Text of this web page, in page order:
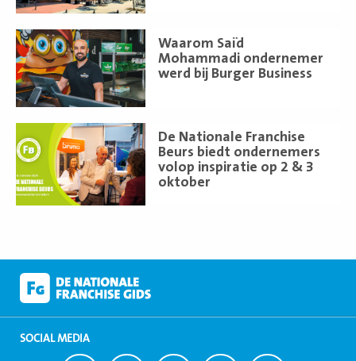
Waarom Saïd
Mohammadi ondernemer
werd bij Burger Business
Lees
meer
De Nationale Franchise
Beurs biedt ondernemers
volop inspiratie op 2 & 3
oktober
meer
SOCIAL MEDIA